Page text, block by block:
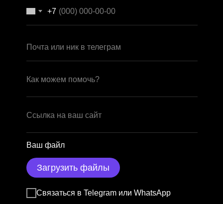
+7
Ваш файл
Загрузить файлы
Связаться в Telegram или WhatsApp